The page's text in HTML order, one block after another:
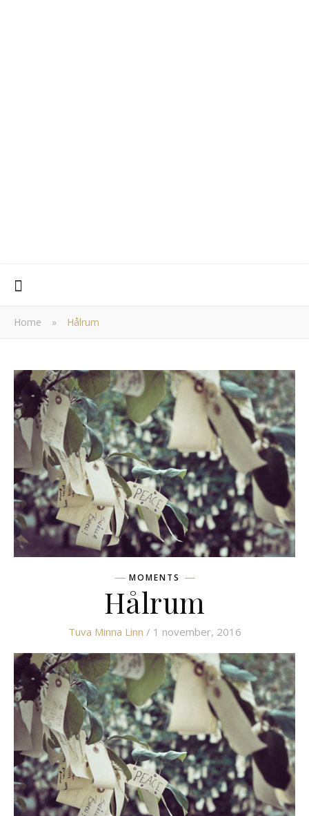
Home » Hålrum
MOMENTS
Hålrum
Tuva Minna Linn / 1 november, 2016